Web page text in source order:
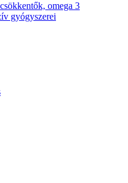
omega 3
gyógyszerei